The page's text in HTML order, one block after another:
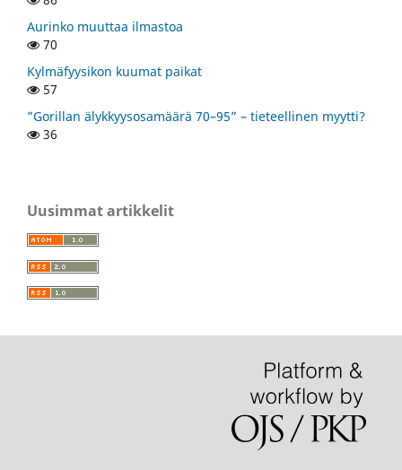
Aurinko muuttaa ilmastoa
70
Kylmäfyysikon kuumat paikat
57
”Gorillan älykkyysosamäärä 70–95” – tieteellinen myytti?
36
Uusimmat artikkelit